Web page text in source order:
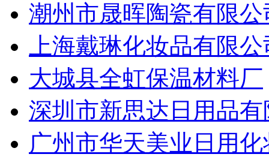
潮州市晟晖陶瓷有限公
上海戴琳化妆品有限
大城县全虹保温材料厂
深圳市新思达日用品
广州市华天美业日用